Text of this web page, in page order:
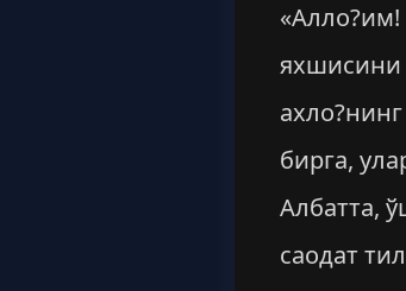
яхшисини
бирга,
Албатта,
саодат